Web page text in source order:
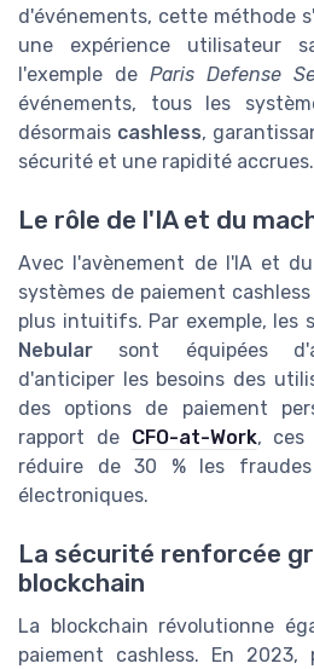
d'événements, cette méthode
une expérience utilisateur
l'exemple de Paris Defense
événements, tous les
désormais cashless,
sécurité et une rapidité accrues.
Le rôle de l'IA et du
Avec l'avènement de l'IA et
systèmes de paiement
plus intuitifs. Par exemple, les
Nebular sont équipées
d'anticiper les besoins des
des options de paiement
rapport de CFO-at-Work, ces
réduire de 30 % les
électroniques.
La sécurité renforcée
blockchain
La blockchain révolutionne
paiement cashless. En